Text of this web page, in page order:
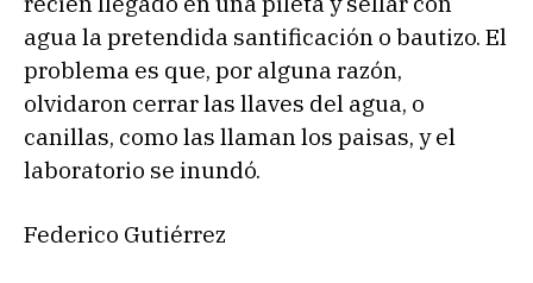
agua la pretendida santificación o bautizo. El
problema es que, por alguna razón,
olvidaron cerrar las llaves del agua, o
canillas, como las llaman los paisas, y el
laboratorio se inundó.
Federico Gutiérrez